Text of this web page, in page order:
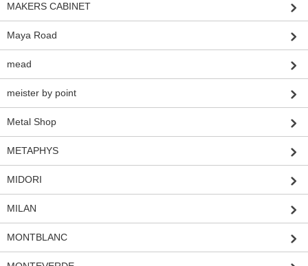
MAKERS CABINET
Maya Road
mead
meister by point
Metal Shop
METAPHYS
MIDORI
MILAN
MONTBLANC